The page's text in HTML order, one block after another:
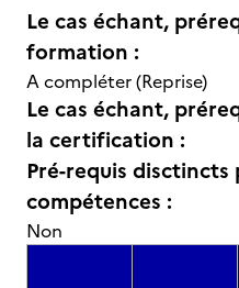
Le cas échant,
formation :
A compléter (Reprise)
Le cas échant,
la certification :
Pré-requis disctincts
compétences :
Non